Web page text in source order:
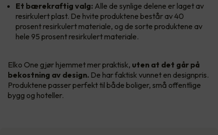
Et bærekraftig valg: Alle de synlige delene er laget av
resirkulert plast. De hvite produktene består av 40
prosent resirkulert materiale, og de sorte produktene av
hele 95 prosent resirkulert materiale.
Elko One gjør hjemmet mer praktisk, uten at det går på
bekostning av design. De har faktisk vunnet en designpris.
Produktene passer perfekt til både boliger, små offentlige
bygg og hoteller.